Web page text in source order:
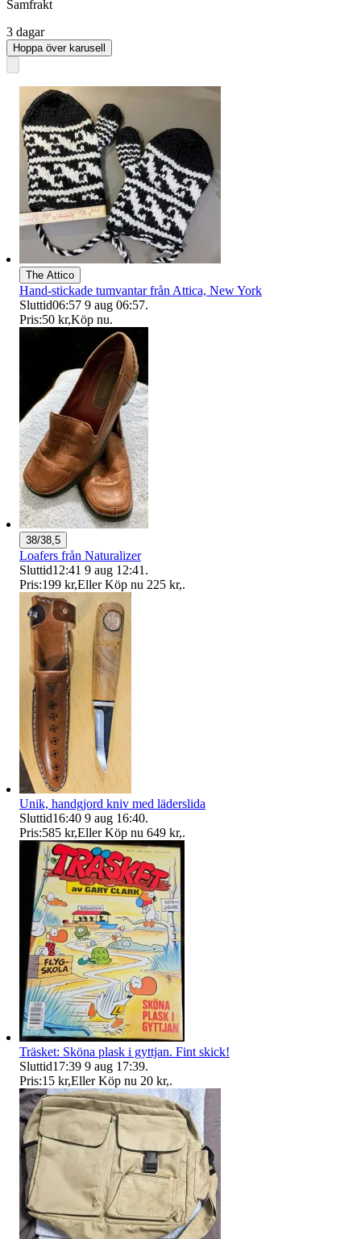
Samfrakt
3 dagar
Hoppa över karusell
The Attico
Hand-stickade tumvantar från Attica, New York
Sluttid06:57 9 aug 06:57.
Pris:50 kr,Köp nu.
38/38,5
Loafers från Naturalizer
Sluttid12:41 9 aug 12:41 .
Pris:199 kr,Eller Köp nu 225 kr,.
Unik, handgjord kniv med läderslida
Sluttid16:40 9 aug 16:40.
Pris:585 kr,Eller Köp nu 649 kr,.
Träsket: Sköna plask i gyttjan. Fint skick!
Sluttid17:39 9 aug 17:39.
Pris:15 kr,Eller Köp nu 20 kr,.